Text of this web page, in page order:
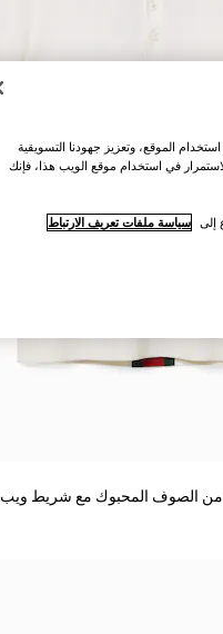
الصوف المحبوك مع شريط ويب
الموقع، وتعزيز جهودنا التسويقية
في استخدام موقع الويب هذا، فإنك
إلى سياسة ملفات تعريف الارتباط